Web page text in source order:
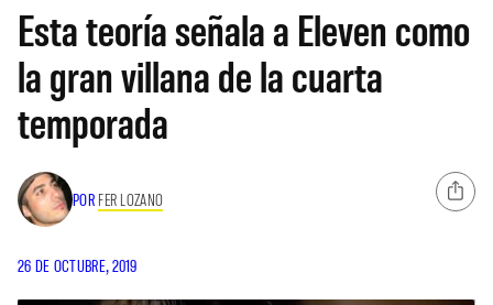
Esta teoría señala a Eleven como
la gran villana de la cuarta
temporada
POR FER LOZANO
26 DE OCTUBRE, 2019